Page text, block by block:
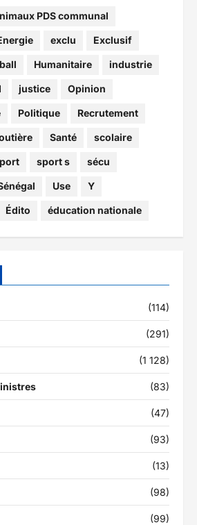
PDS communal
exclu Exclusif
Humanitaire industrie
justice Opinion
Politique Recrutement
Santé scolaire
sport s sécu
Use Y
Édito éducation nationale
(114)
(291)
(1 128)
(83)
(47)
(93)
(13)
(98)
(99)